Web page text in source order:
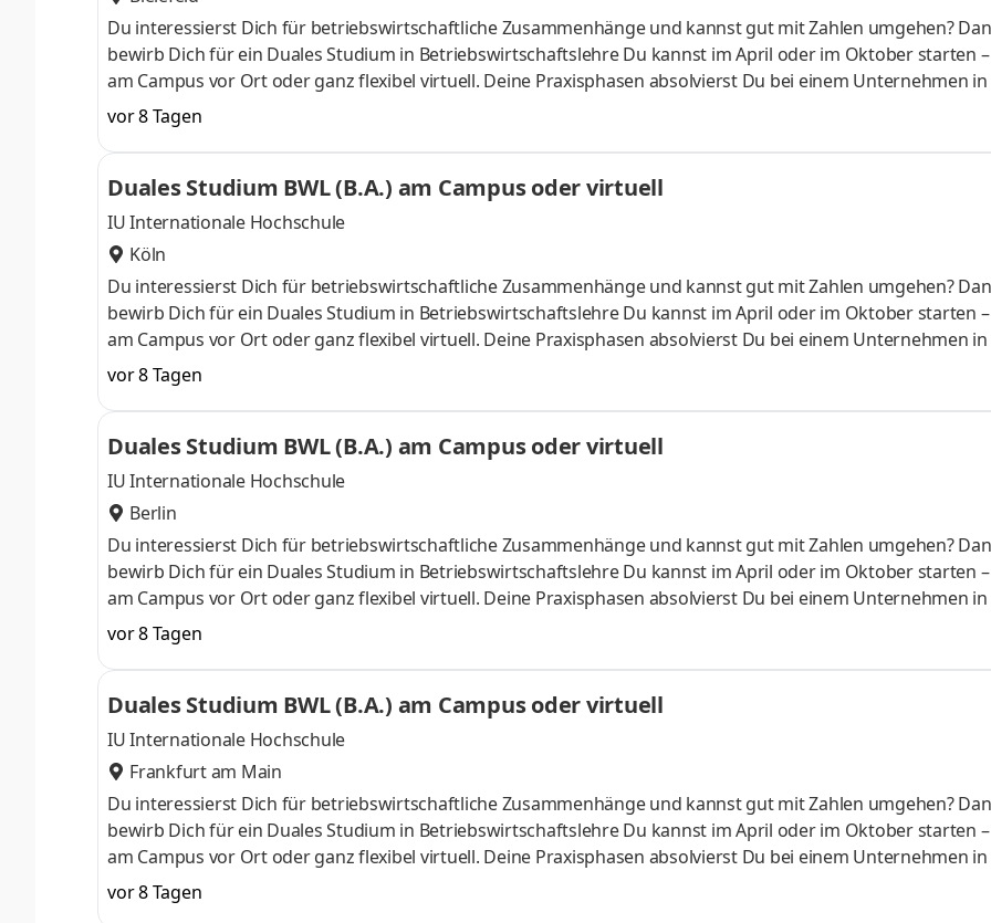
Du interessierst Dich für betriebswirtschaftliche Zusammenhänge und kannst gut mit Zahlen umgehen?
bewirb Dich für ein Duales Studium in Betriebswirtschaftslehre Du kannst im April oder im Oktober starten
am Campus vor Ort oder ganz flexibel virtuell. Deine Praxisphasen absolvierst Du bei einem Unternehmen
Nähe. Ab dem 3. Semester belegst Du eine von fünf Spezialisierungsmöglichkeiten – und kannst Dich so noch
gezielter auf Deinen Traumjob vorbereiten: Accounting &
ControllingSteuerberatungSozialmanagementHandelsmanagementLogistikmanagement Aufgaben Du
Studium ohne Numerus clausus oder Aufnahmeprüfung startenDu absolvierst ein staatlich anerkanntes
vor 8 Tagen
Duales Studium BWL (B.A.) am Campus oder virtuell
IU Internationale Hochschule
Köln
Du interessierst Dich für betriebswirtschaftliche Zusammenhänge und kannst gut mit Zahlen umgehen?
bewirb Dich für ein Duales Studium in Betriebswirtschaftslehre Du kannst im April oder im Oktober starten
am Campus vor Ort oder ganz flexibel virtuell. Deine Praxisphasen absolvierst Du bei einem Unternehmen
Nähe. Ab dem 3. Semester belegst Du eine von fünf Spezialisierungsmöglichkeiten – und kannst Dich so noch
gezielter auf Deinen Traumjob vorbereiten: Accounting &
ControllingSteuerberatungSozialmanagementHandelsmanagementLogistikmanagement Aufgaben Du
Studium ohne Numerus clausus oder Aufnahmeprüfung startenDu absolvierst ein staatlich anerkanntes
vor 8 Tagen
Duales Studium BWL (B.A.) am Campus oder virtuell
IU Internationale Hochschule
Berlin
Du interessierst Dich für betriebswirtschaftliche Zusammenhänge und kannst gut mit Zahlen umgehen?
bewirb Dich für ein Duales Studium in Betriebswirtschaftslehre Du kannst im April oder im Oktober starten
am Campus vor Ort oder ganz flexibel virtuell. Deine Praxisphasen absolvierst Du bei einem Unternehmen
Nähe. Ab dem 3. Semester belegst Du eine von fünf Spezialisierungsmöglichkeiten – und kannst Dich so noch
gezielter auf Deinen Traumjob vorbereiten: Accounting &
ControllingSteuerberatungSozialmanagementHandelsmanagementLogistikmanagement Aufgaben Du
Studium ohne Numerus clausus oder Aufnahmeprüfung startenDu absolvierst ein staatlich anerkanntes
vor 8 Tagen
Duales Studium BWL (B.A.) am Campus oder virtuell
IU Internationale Hochschule
Frankfurt am Main
Du interessierst Dich für betriebswirtschaftliche Zusammenhänge und kannst gut mit Zahlen umgehen?
bewirb Dich für ein Duales Studium in Betriebswirtschaftslehre Du kannst im April oder im Oktober starten
am Campus vor Ort oder ganz flexibel virtuell. Deine Praxisphasen absolvierst Du bei einem Unternehmen
Nähe. Ab dem 3. Semester belegst Du eine von fünf Spezialisierungsmöglichkeiten – und kannst Dich so noch
gezielter auf Deinen Traumjob vorbereiten: Accounting &
vor 8 Tagen